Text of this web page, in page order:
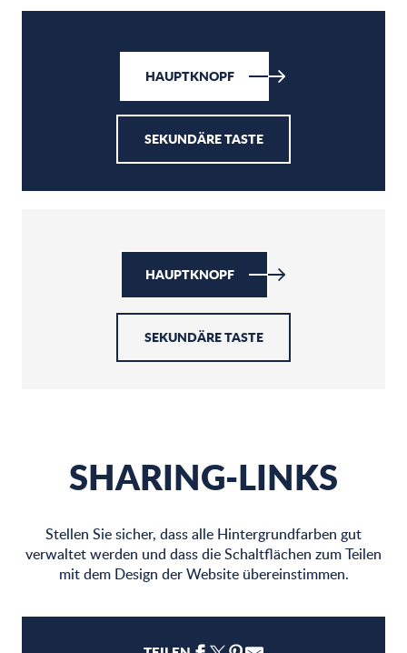
HAUPTKNOPF
SEKUNDÄRE TASTE
HAUPTKNOPF
SEKUNDÄRE TASTE
SHARING-LINKS
Stellen Sie sicher, dass alle Hintergrundfarben gut
verwaltet werden und dass die Schaltflächen zum Teilen
mit dem Design der Website übereinstimmen.